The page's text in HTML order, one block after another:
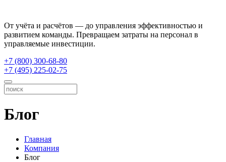
От учёта и расчётов — до управления эффективностью и
развитием команды. Превращаем затраты на персонал в
управляемые инвестиции.
+7 (800) 300-68-80
+7 (495) 225-02-75
Блог
Главная
Компания
Блог